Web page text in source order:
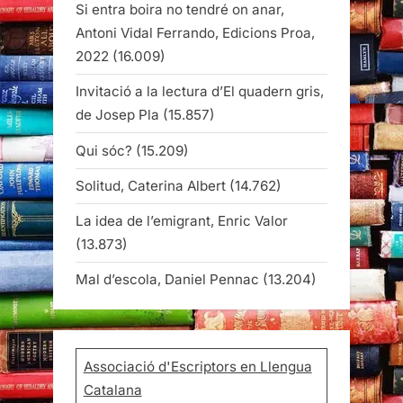
Si entra boira no tendré on anar,
Antoni Vidal Ferrando, Edicions Proa,
2022 (16.009)
Invitació a la lectura d’El quadern gris,
de Josep Pla (15.857)
Qui sóc? (15.209)
Solitud, Caterina Albert (14.762)
La idea de l’emigrant, Enric Valor
(13.873)
Mal d’escola, Daniel Pennac (13.204)
Associació d'Escriptors en Llengua
Catalana